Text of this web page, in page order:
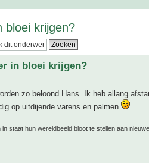
bloei krijgen?
in bloei krijgen?
zo beloond Hans. Ik heb allang
op uitdijende varens en palmen
staat hun wereldbeeld bloot te stellen aan